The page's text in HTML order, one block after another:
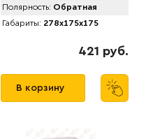
Полярность: Обратная
Габариты: 278x175x175
421 руб.
В корзину